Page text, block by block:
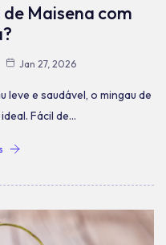
Maisena com
Jan 27, 2026
leve e saudável, o mingau de
Fácil de…